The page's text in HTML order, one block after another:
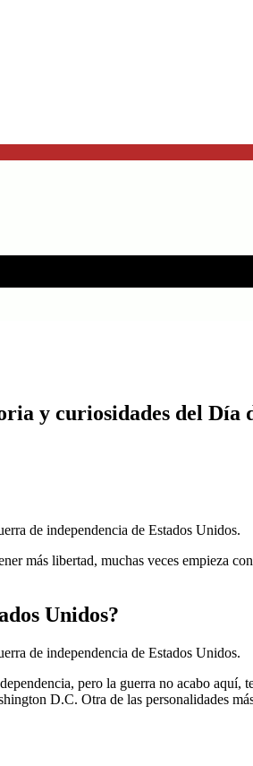
y curiosidades del Día
de independencia de Estados Unidos.
más libertad, muchas veces empieza
Unidos?
de independencia de Estados Unidos.
pero la guerra no acabo aquí,
D.C. Otra de las personalidades